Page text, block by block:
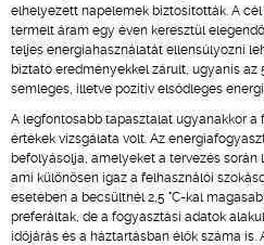
elhelyezett napelemek biztosították. A
termelt áram egy éven keresztül
teljes energiahasználatát ellensúlyozni
biztató eredményekkel zárult, ugyanis az
semleges, illetve pozitív elsődleges
A legfontosabb tapasztalat ugyanakkor
értékek vizsgálata volt. Az
befolyásolja, amelyeket a tervezés
ami különösen igaz a felhasználói
esetében a becsültnél 2,5 °C-kal
preferáltak, de a fogyasztási adatok
időjárás és a háztartásban élők száma is.